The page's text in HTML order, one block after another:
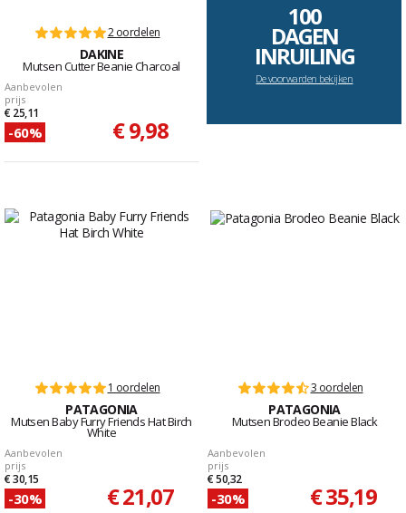
2 oordelen
DAKINE
Mutsen Cutter Beanie Charcoal
Aanbevolen
prijs
€ 25,11
-60% € 9,98
100
DAGEN
INRUILING
De voorwarden bekijken
1 oordelen
PATAGONIA
Mutsen Baby Furry Friends Hat Birch
White
Aanbevolen
prijs
€ 30,15
-30% € 21,07
3 oordelen
PATAGONIA
Mutsen Brodeo Beanie Black
Aanbevolen
prijs
€ 50,32
-30% € 35,19